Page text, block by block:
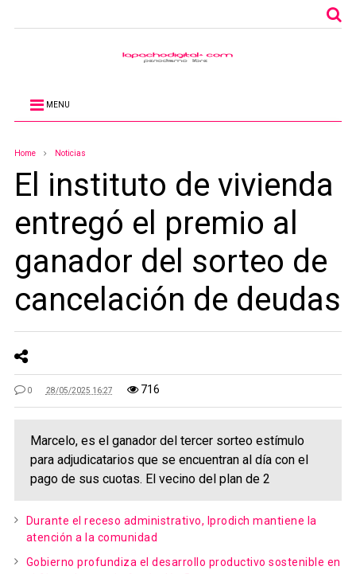
MENU
Home Noticias
El instituto de vivienda
entregó el premio al
ganador del sorteo de
cancelación de deudas
0 28/05/2025 16:27 716
Marcelo, es el ganador del tercer sorteo estímulo
para adjudicatarios que se encuentran al día con el
pago de sus cuotas. El vecino del plan de 2
Durante el receso administrativo, Iprodich mantiene la
atención a la comunidad
Gobierno profundiza el desarrollo productivo sostenible en